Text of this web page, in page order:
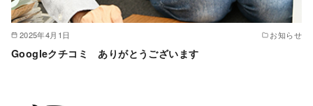
2025年4月1日 お知らせ
Googleクチコミ ありがとうございます